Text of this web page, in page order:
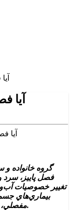
آيا
گروه خانواده
فصل پاييز،
تغيير خصوصيات
بيماري‌هاي
مفصلي، تنفسي، افسردگي يا سرخوشي و... وجود دارد.